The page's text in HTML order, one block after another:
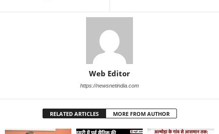
Web Editor
https://newsnetindia.com
RELATED ARTICLES MORE FROM AUTHOR